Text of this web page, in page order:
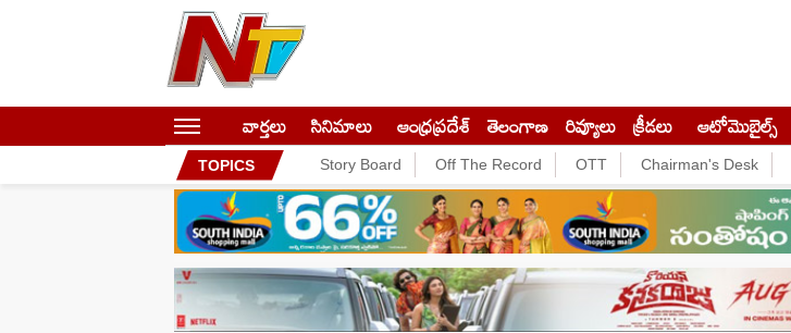
వార్తలు సినిమాలు ఆంధ్రప్రదేశ్ తెలంగాణ రివ్యూలు క్రీడలు ఆటోమొబైల్స్
TOPICS Story Board Off The Record OTT Chairman's Desk